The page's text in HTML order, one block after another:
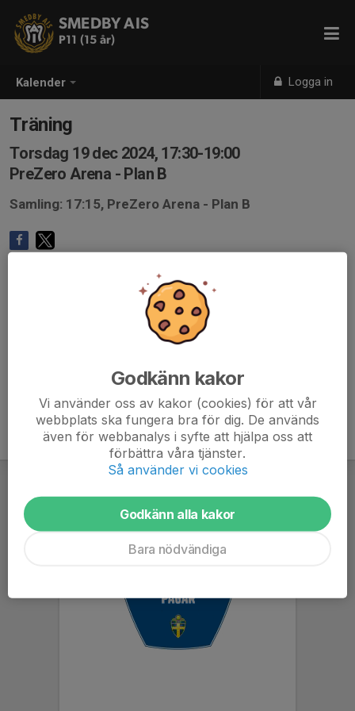
Kalender Logga in
SMEDBY AIS
P11 (15 år)
Träning
Torsdag 19 dec 2024, 17:30-19:00
PreZero Arena - Plan B
Samling: 17:15, PreZero Arena - Plan B
Godkänn kakor
Vi använder oss av kakor (cookies) för att vår
webbplats ska fungera bra för dig. De används
även för webbanalys i syfte att hjälpa oss att
förbättra våra tjänster.
Så använder vi cookies
Godkänn alla kakor
Bara nödvändiga